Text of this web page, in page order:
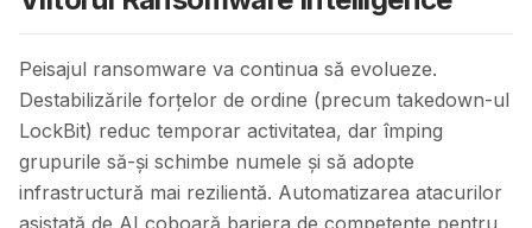
Peisajul ransomware va continua să evolueze.
Destabilizările forțelor de ordine (precum takedown-ul
LockBit) reduc temporar activitatea, dar împing
grupurile să-și schimbe numele și să adopte
infrastructură mai rezilientă. Automatizarea atacurilor